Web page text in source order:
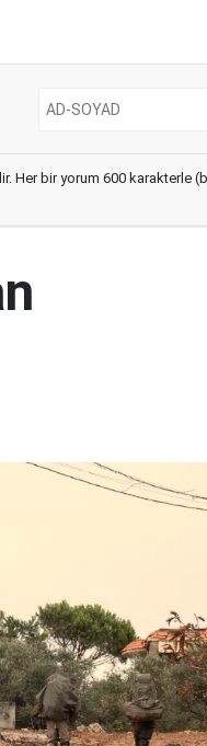
bir yorum 600 karakterle